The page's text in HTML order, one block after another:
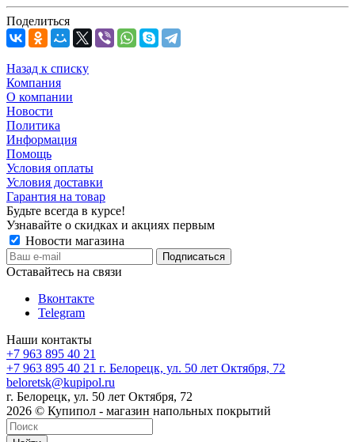
Поделиться
Назад к списку
Компания
О компании
Новости
Политика
Информация
Помощь
Условия оплаты
Условия доставки
Гарантия на товар
Будьте всегда в курсе!
Узнавайте о скидках и акциях первым
Новости магазина
Оставайтесь на связи
Вконтакте
Telegram
Наши контакты
+7 963 895 40 21
+7 963 895 40 21 г. Белорецк, ул. 50 лет Октября, 72
beloretsk@kupipol.ru
г. Белорецк, ул. 50 лет Октября, 72
2026 © Купипол - магазин напольных покрытий